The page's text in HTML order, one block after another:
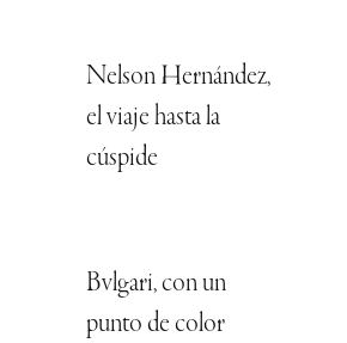
Nelson Hernández,
el viaje hasta la
cúspide
Bvlgari, con un
punto de color